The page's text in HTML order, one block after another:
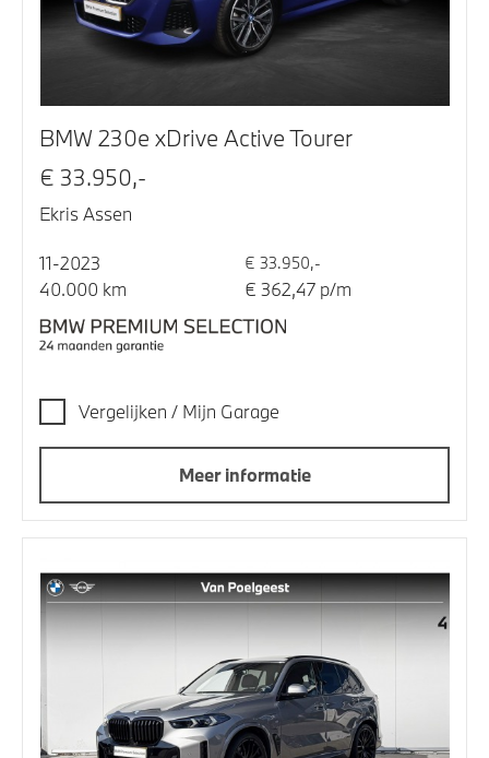
BMW 230e xDrive Active Tourer
€ 33.950,-
Ekris Assen
11-2023 € 33.950,-
40.000 km € 362,47 p/m
Vergelijken / Mijn Garage
Meer informatie